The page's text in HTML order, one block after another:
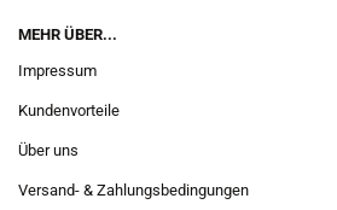
MEHR ÜBER...
Impressum
Kundenvorteile
Über uns
Versand- & Zahlungsbedingungen